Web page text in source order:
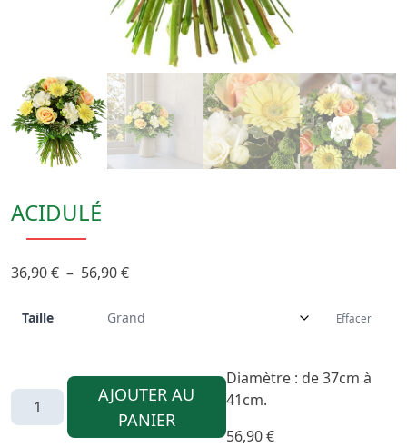
ACIDULÉ
36,90€ – 56,90€Plage
prix :
56,90 €
Taille Effacer
Diamètre : de 37cm à
41cm.
56,90€
quantité
AJOUTER AU
PANIER